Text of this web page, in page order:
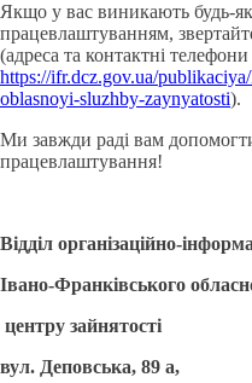
Якщо у вас виникають будь-
працевлаштуванням,
(адреса та контактні
https://ifr.dcz.gov.ua/
oblasnoyi-sluzhby-zaynyatosti).
Ми завжди раді вам
працевлаштування!
Відділ організаційно-
Івано-Франківського
центру зайнятості
вул. Деповська, 89 а,